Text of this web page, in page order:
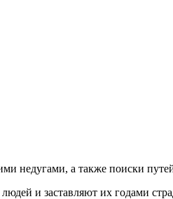
недугами, а также поиски
и заставляют их годами